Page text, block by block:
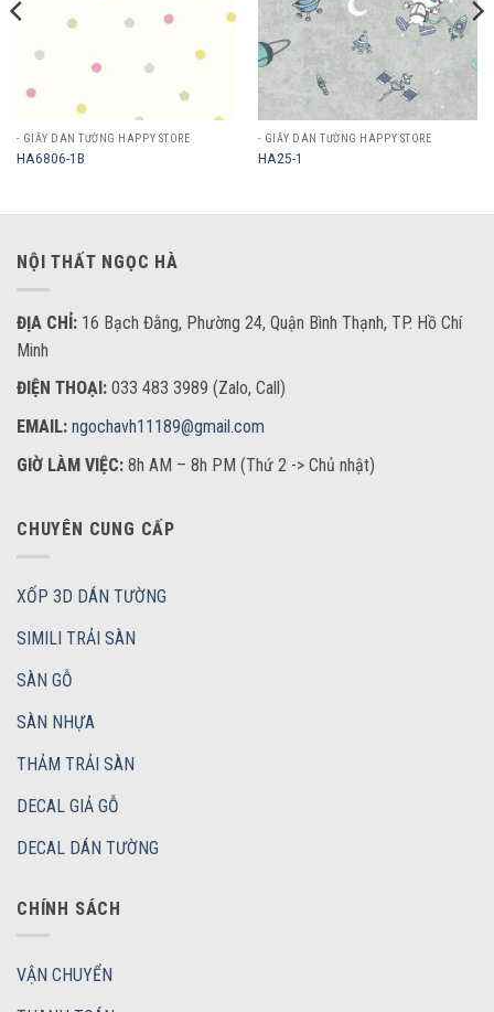
- GIẤY DÁN TƯỜNG HAPPY STORE
HA6806-1B
- GIẤY DÁN TƯỜNG HAPPY STORE
HA25-1
NỘI THẤT NGỌC HÀ
ĐỊA CHỈ: 16 Bạch Đằng, Phường 24, Quận Bình Thạnh, TP. Hồ Chí
Minh
ĐIỆN THOẠI: 033 483 3989 (Zalo, Call)
EMAIL: ngochavh11189@gmail.com
GIỜ LÀM VIỆC: 8h AM – 8h PM (Thứ 2 -> Chủ nhật)
CHUYÊN CUNG CẤP
XỐP 3D DÁN TƯỜNG
SIMILI TRẢI SÀN
SÀN GỖ
SÀN NHỰA
THẢM TRẢI SÀN
DECAL GIẢ GỖ
DECAL DÁN TƯỜNG
CHÍNH SÁCH
VẬN CHUYỂN